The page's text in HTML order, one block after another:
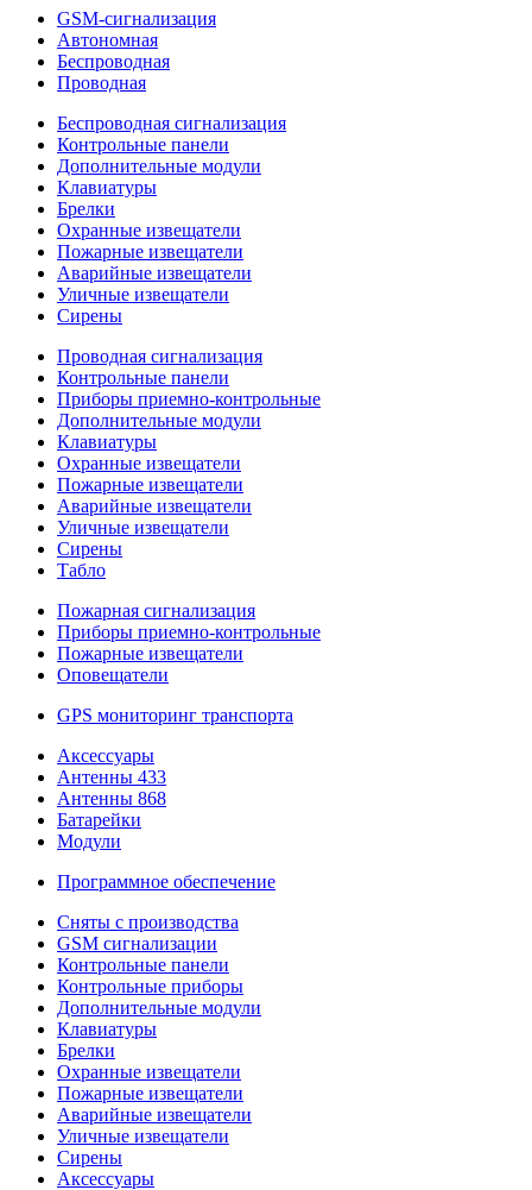
GSM-сигнализация
Автономная
Беспроводная
Проводная
Беспроводная сигнализация
Контрольные панели
Дополнительные модули
Клавиатуры
Брелки
Охранные извещатели
Пожарные извещатели
Аварийные извещатели
Уличные извещатели
Сирены
Проводная сигнализация
Контрольные панели
Приборы приемно-контрольные
Дополнительные модули
Клавиатуры
Охранные извещатели
Пожарные извещатели
Аварийные извещатели
Уличные извещатели
Сирены
Табло
Пожарная сигнализация
Приборы приемно-контрольные
Пожарные извещатели
Оповещатели
GPS мониторинг транспорта
Аксессуары
Антенны 433
Антенны 868
Батарейки
Модули
Программное обеспечение
Сняты с производства
GSM сигнализации
Контрольные панели
Контрольные приборы
Дополнительные модули
Клавиатуры
Брелки
Охранные извещатели
Пожарные извещатели
Аварийные извещатели
Уличные извещатели
Сирены
Аксессуары